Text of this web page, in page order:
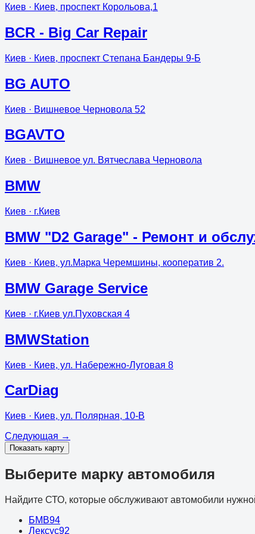
Киев · Киев, проспект Корольова,1
BCR - Big Car Repair
Киев · Киев, проспект Степана Бандеры 9-Б
BG AUTO
Киев · Вишневое Черновола 52
BGAVTO
Киев · Вишневое ул. Вятчеслава Черновола
BMW
Киев · г.Киев
BMW "D2 Garage" - Ремонт и
Киев · Киев, ул.Марка Черемшины, кооператив 2.
BMW Garage Service
Киев · г.Киев ул.Пуховская 4
BMWStation
Киев · Киев, ул. Набережно-Луговая 8
CarDiag
Киев · Киев, ул. Полярная, 10-В
Следующая →
Показать карту
Выберите марку автомобиля
Найдите СТО, которые обслуживают автомобили
БМВ94
Лексус92